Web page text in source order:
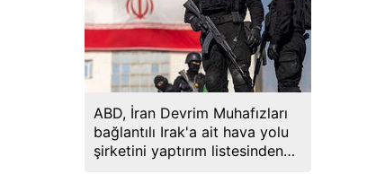
ABD, İran Devrim Muhafızları
bağlantılı Irak'a ait hava yolu
şirketini yaptırım listesinden